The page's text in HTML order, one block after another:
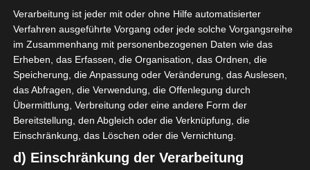
Verarbeitung ist jeder mit oder ohne Hilfe automatisierter
Verfahren ausgeführte Vorgang oder jede solche Vorgangsreihe
im Zusammenhang mit personenbezogenen Daten wie das
Erheben, das Erfassen, die Organisation, das Ordnen, die
Speicherung, die Anpassung oder Veränderung, das Auslesen,
das Abfragen, die Verwendung, die Offenlegung durch
Übermittlung, Verbreitung oder eine andere Form der
Bereitstellung, den Abgleich oder die Verknüpfung, die
Einschränkung, das Löschen oder die Vernichtung.
d) Einschränkung der Verarbeitung